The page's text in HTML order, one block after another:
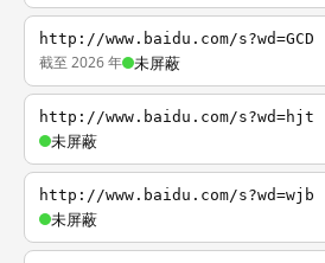
http://www.baidu.com/s?wd=GCD
截至 2026 年 未屏蔽
http://www.baidu.com/s?wd=hjt
未屏蔽
http://www.baidu.com/s?wd=wjb
未屏蔽